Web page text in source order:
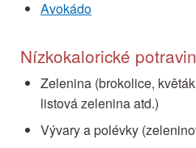
Avokádo
Nízkokalorické
Zelenina (brokolice,
listová zelenina atd.)
Vývary a polévky